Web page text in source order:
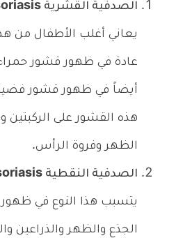
الصدفية القشرية Plaque psoriasis:
يعاني أغلب الأطفال من
عادة في ظهور قشور
أيضاً في ظهور قشور
هذه القشور على الركبتين
الظهر وفروة الرأس.
الصدفية النقطية Guttate psoriasis:
يتسبب هذا النوع في
الجذع والظهر والذراعين